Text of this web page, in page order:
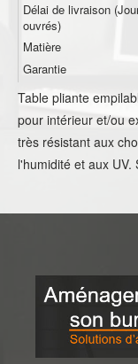
Délai de livraison
ouvrés)
Matière
Garantie
Table pliante
pour intérieur et/ou
très résistant aux
l'humidité et aux